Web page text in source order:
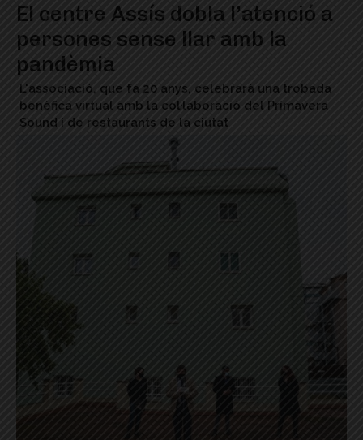
El centre Assís dobla l’atenció a
persones sense llar amb la
pandèmia
L'associació, que fa 20 anys, celebrarà una trobada
benèfica virtual amb la col·laboració del Primavera
Sound i de restaurants de la ciutat